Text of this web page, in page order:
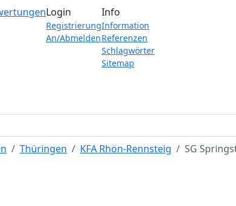
Login
Registrierung
An/Abmelden
Info
Information
Referenzen
Schlagwörter
Sitemap
Thüringen KFA Rhön-Rennsteig SG